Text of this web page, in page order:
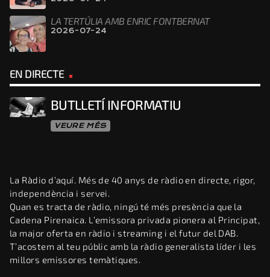
LA TERTÚLIA AMB ENRIC FONTBERNAT
2026-07-24
EN DIRECTE
BUTLLETÍ INFORMATIU
VEURE MÉS
La Ràdio d’aquí. Més de 40 anys de ràdio en directe, rigor,
independència i servei.
Quan es tracta de ràdio, ningú té més presència que la
Cadena Pirenaica. L’emissora privada pionera al Principat,
la major oferta en ràdio i streaming i el futur del DAB.
T’acostem al teu públic amb la ràdio generalista líder i les
millors emissores temàtiques.